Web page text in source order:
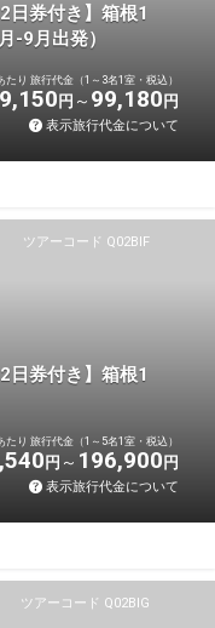
日券付き】箱根1
9月出発）
たり 旅行代金（1～3名1室・税込）
円 99,180 円
表示旅行代金について
ツアーコード Q02BIF
日券付き】箱根1
たり 旅行代金（1～5名1室・税込）
円 196,900 円
表示旅行代金について
ツアーコード Q02BIG